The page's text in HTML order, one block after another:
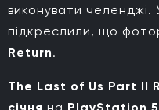
виконувати челенджі.
підкреслили, що
Return.
The Last of Us Part II
січня на PlayStation 5